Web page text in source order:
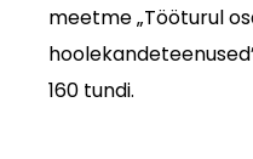
meetme „Tööturul
160 tundi.